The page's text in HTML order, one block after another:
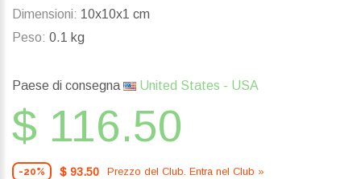
Dimensioni: 10x10x1 cm
Peso: 0.1 kg
Paese di consegna United States - USA
$ 116.50
-20% $ 93.50 Prezzo del Сlub. Entra nel Сlub »